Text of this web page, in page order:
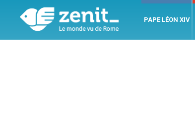
PAPE LÉON XIV